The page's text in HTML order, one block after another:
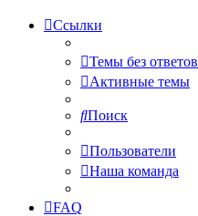
Ссылки
Темы без ответов
Активные темы
Поиск
Пользователи
Наша команда
FAQ